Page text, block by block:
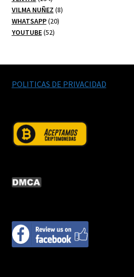
productos
VILMA NUÑEZ 88
WHATSAPP 2020
YOUTUBE 5252
POLITICAS DE PRIVACIDAD